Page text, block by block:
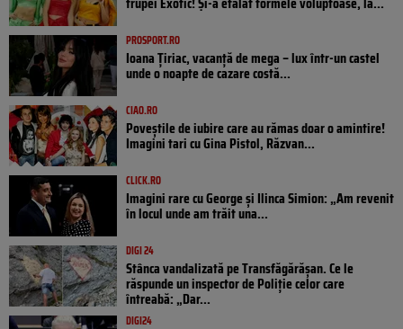
PROSPORT.RO
Ioana Țiriac, vacanță de mega – lux într-un castel
unde o noapte de cazare costă...
CIAO.RO
Poveştile de iubire care au rămas doar o amintire!
Imagini tari cu Gina Pistol, Răzvan...
CLICK.RO
Imagini rare cu George și Ilinca Simion: „Am revenit
în locul unde am trăit una...
DIGI 24
Stânca vandalizată pe Transfăgărășan. Ce le
răspunde un inspector de Poliție celor care
întreabă: „Dar...
DIGI24